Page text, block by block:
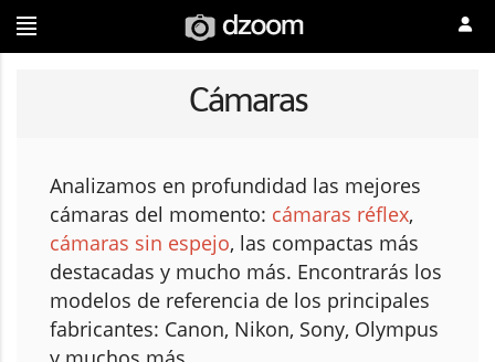
Cámaras
Analizamos en profundidad las mejores
cámaras del momento: cámaras réflex,
cámaras sin espejo, las compactas más
destacadas y mucho más. Encontrarás los
modelos de referencia de los principales
fabricantes: Canon, Nikon, Sony, Olympus